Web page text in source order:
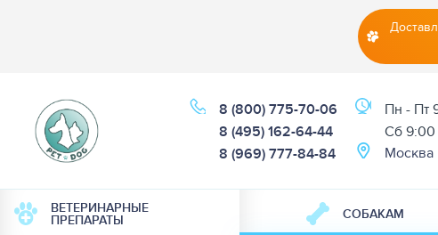
8 (800) 775-70-06
8 (495) 162-64-44
8 (969) 777-84-84
Пн - Пт
Cб 9:00
Москва
ВЕТЕРИНАРНЫЕ
ПРЕПАРАТЫ СОБАКАМ